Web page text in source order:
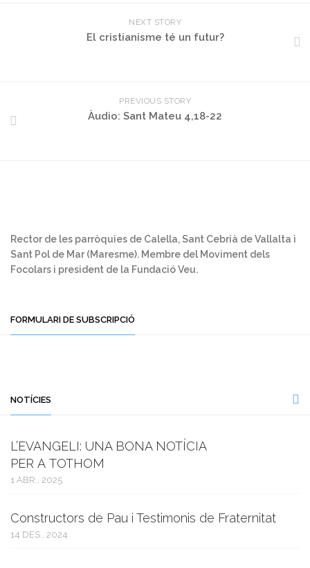
NEXT STORY
El cristianisme té un futur?
PREVIOUS STORY
Àudio: Sant Mateu 4,18-22
Rector de les parròquies de Calella, Sant Cebrià de Vallalta i
Sant Pol de Mar (Maresme). Membre del Moviment dels
Focolars i president de la Fundació Veu.
FORMULARI DE SUBSCRIPCIÓ
NOTÍCIES
L’EVANGELI: UNA BONA NOTÍCIA
PER A TOTHOM
1 ABR., 2025
Constructors de Pau i Testimonis de Fraternitat
14 DES., 2024